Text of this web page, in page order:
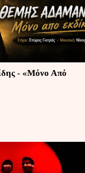
- «Μόνο Από